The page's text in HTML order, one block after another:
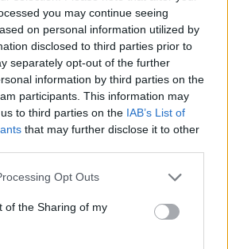
you may continue seeing
on personal information utilized by
disclosed to third parties prior to
separately opt-out of the further
information by third parties on the
participants. This information may
to third parties on the IAB’s List of
that may further disclose it to other
app uses one or more Google
or usage behaviour. You may click to
to Google and its third-party tags to
specified purposes in below Google
Opt Outs
of the Sharing of my
προβλήματα. Ο μισός
από την πείνα, ο άλλος μισός
χοληστερίνης»,
Αντρέα Παλομπαρίνι ο
να αμείβονται καλύτερα,
τομέα της υγείας πρέπει να
αλλά τελικά όσοι είναι